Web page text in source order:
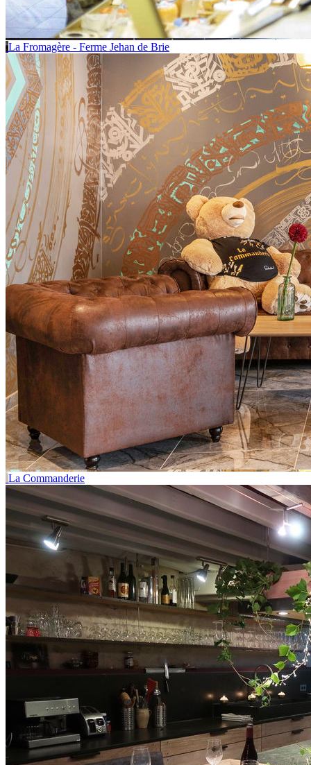
La Fromagère - Ferme Jehan de Brie
La Commanderie